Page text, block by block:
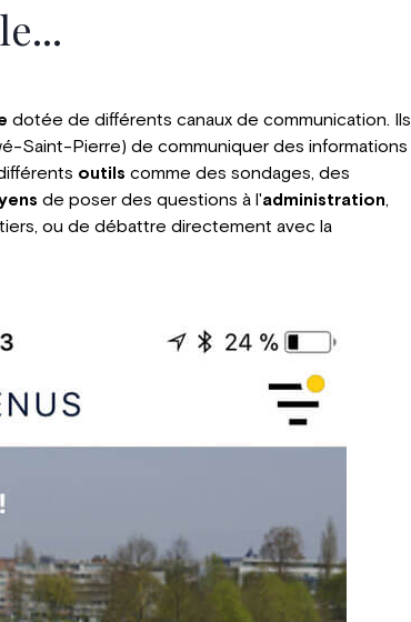
dotée de différents canaux de communication. Ils
Saint-Pierre) de communiquer des informations
outils comme des sondages, des
de poser des questions à l'administration,
ou de débattre directement avec la